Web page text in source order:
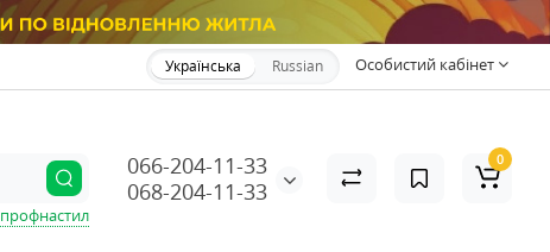
Особистий кабінет
Українська Russian
066-204-11-33
068-204-11-33
профнастил
0